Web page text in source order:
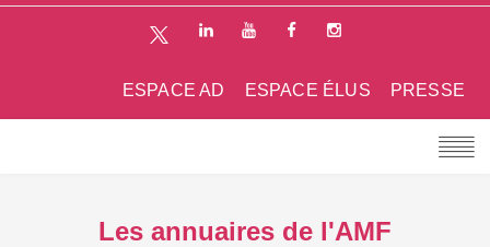
PRESSE
ESPACE ÉLUS
ESPACE AD
Les annuaires de l'AMF